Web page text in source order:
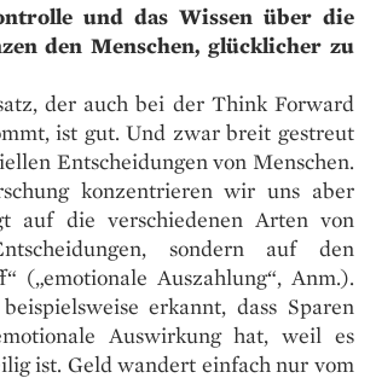
und das Wissen über die
den Menschen, glücklicher zu
der auch bei der Think Forward
ist gut. Und zwar breit gestreut
Entscheidungen von Menschen.
konzentrieren wir uns aber
auf die verschiedenen Arten von
sondern auf den
(„emotionale Auszahlung“, Anm.).
erkannt, dass Sparen
Auswirkung hat, weil es
ist. Geld wandert einfach nur vom